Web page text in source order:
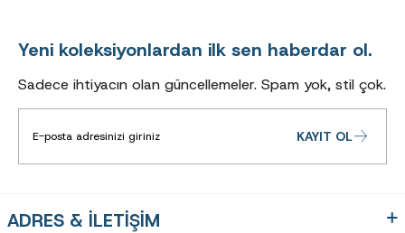
Yeni koleksiyonlardan ilk sen haberdar ol.
Sadece ihtiyacın olan güncellemeler. Spam yok, stil çok.
KAYIT OL
ADRES & İLETİŞİM